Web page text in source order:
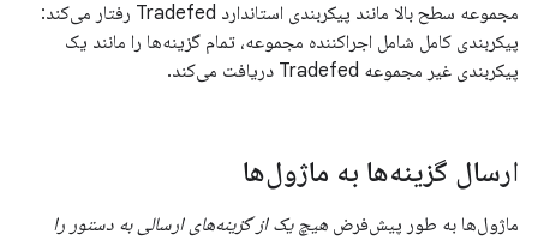
مجموعه سطح بالا مانند پیکربندی استاندارد Tradefed رفتار می‌کند:
پیکربندی کامل شامل اجراکننده مجموعه، تمام گزینه‌ها را مانند یک
پیکربندی غیر مجموعه Tradefed دریافت می‌کند.
ارسال گزینه‌ها به ماژول‌ها
ماژول‌ها به طور پیش‌فرض هیچ یک از گزینه‌های ارسالی به دستور را